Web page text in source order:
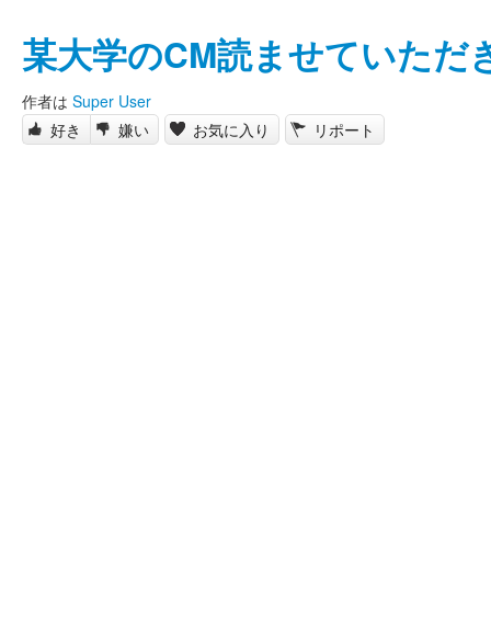
某大学のCM読ませていただ
作者は Super User
好き
嫌い お気に入り リポート